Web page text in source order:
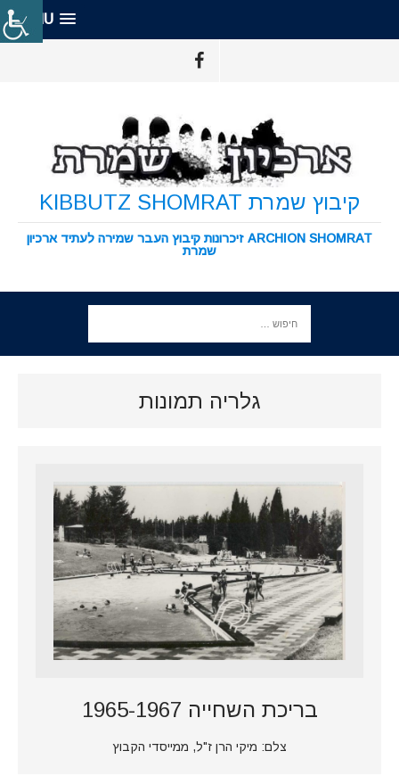
MENU
קיבוץ שמרת KIBBUTZ SHOMRAT
ARCHION SHOMRAT זיכרונות קיבוץ העבר שמירה לעתיד ארכיון
שמרת
גלריה תמונות
בריכת השחייה 1965-1967
צלם: מיקי הרן ז"ל, ממייסדי הקבוץ